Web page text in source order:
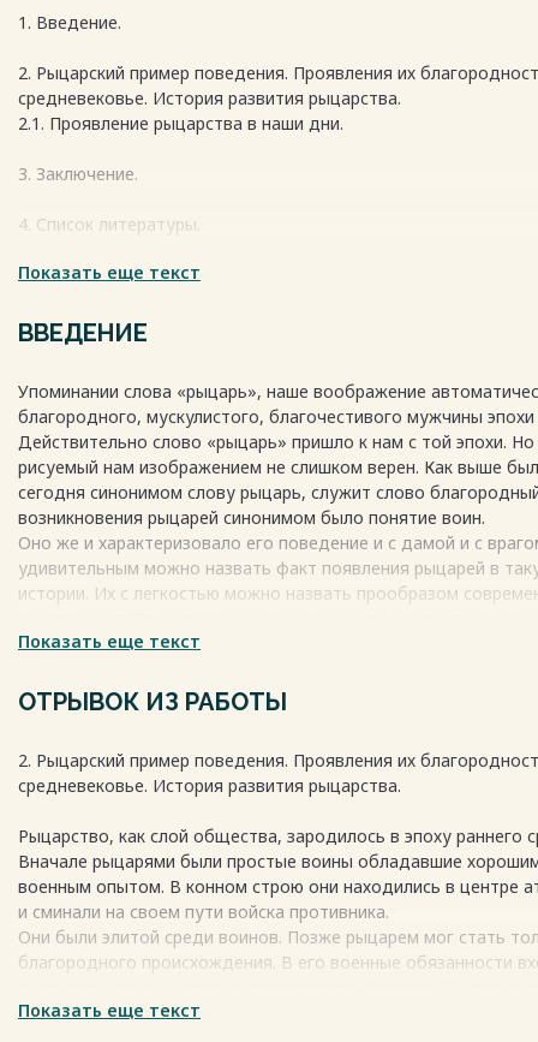
1. Введение.
2. Рыцарский пример поведения. Проявления их
средневековье. История развития рыцарства.
2.1. Проявление рыцарства в наши дни.
3. Заключение.
4. Список литературы.
Показать еще текст
ВВЕДЕНИЕ
Упоминании слова «рыцарь», наше воображение
благородного, мускулистого, благочестивого мужчины
Действительно слово «рыцарь» пришло к нам с той эпохи.
рисуемый нам изображением не слишком верен. Как выше
сегодня синонимом слову рыцарь, служит слово
возникновения рыцарей синонимом было понятие воин.
Оно же и характеризовало его поведение и с дамой и с
удивительным можно назвать факт появления рыцарей в
истории. Их с легкостью можно назвать прообразом
кровожадными методами.
следующими: погоня за славой, мужество, доспехи,
рыцарей совершать героические поступки, демонстрируя
качества.
присущих рыцарскому званию. Верхнюю строчку этих
служение государю, вслед за ним шел посвятивший рыцаря в
затем своды этих правил обязывали помогать слабым
Весь текст будет доступенпосле покупки
Показать еще текст
ОТРЫВОК ИЗ РАБОТЫ
2. Рыцарский пример поведения. Проявления их
средневековье. История развития рыцарства.
Рыцарство, как слой общества, зародилось в эпоху раннего
Вначале рыцарями были простые воины обладавшие
военным опытом. В конном строю они находились в центре
и сминали на своем пути войска противника.
Они были элитой среди воинов. Позже рыцарем мог стать
благородного происхождения. В его военные обязанности
походах. Идеалы рыцарства отличались от религиозных
Показать еще текст